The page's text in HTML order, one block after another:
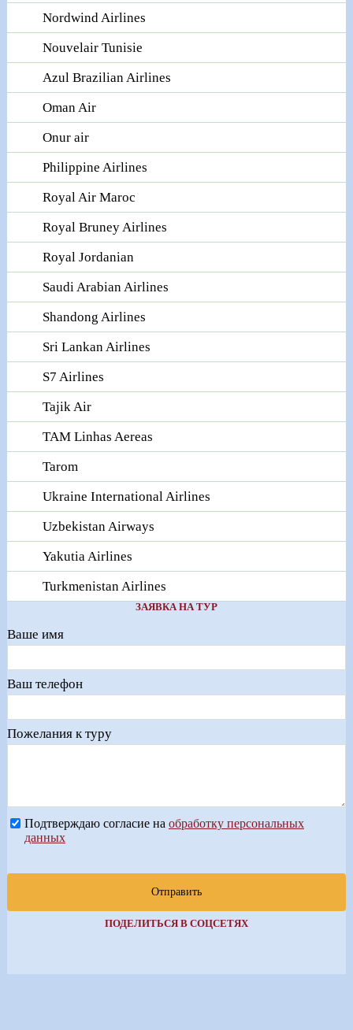
Nordwind Airlines
Nouvelair Tunisie
Azul Brazilian Airlines
Oman Air
Onur air
Philippine Airlines
Royal Air Maroc
Royal Bruney Airlines
Royal Jordanian
Saudi Arabian Airlines
Shandong Airlines
Sri Lankan Airlines
S7 Airlines
Tajik Air
TAM Linhas Aereas
Tarom
Ukraine International Airlines
Uzbekistan Airways
Yakutia Airlines
Turkmenistan Airlines
ЗАЯВКА НА ТУР
Ваше имя
Ваш телефон
Пожелания к туру
Подтверждаю согласие на обработку персональных
данных
Отправить
ПОДЕЛИТЬСЯ В СОЦСЕТЯХ